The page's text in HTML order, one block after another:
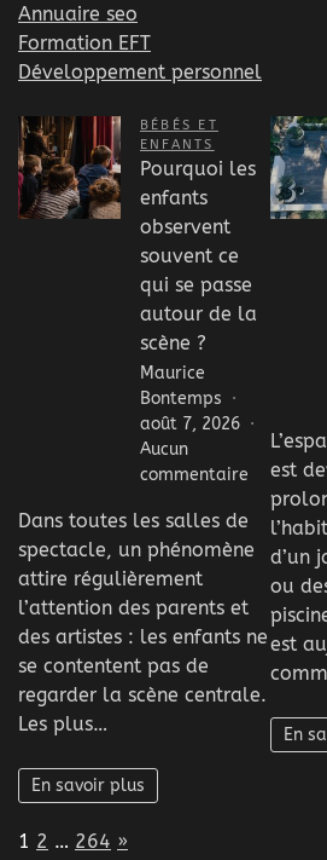
Annuaire seo
Formation EFT
Développement personnel
BÉBÉS ET
ENFANTS
Pourquoi les
enfants
observent
souvent ce
qui se passe
autour de la
scène ?
Maurice
Bontemps
août 7, 2026
Aucun
commentaire sur
Pourquoi
enfants
observent
souvent
qui
passe
autour
Dans toutes les salles de
spectacle, un phénomène
attire régulièrement
l’attention des parents et
des artistes : les enfants ne
se contentent pas de
regarder la scène centrale.
Les plus…
En savoir plus
est
d’un
ou
est
En
Page:
1 2 … 264 Next
»